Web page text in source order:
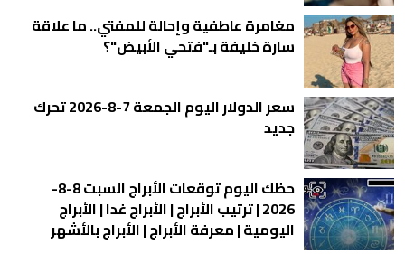
مغامرة عاطفية وإحالة للمفتي.. ما علاقة
سارة خليفة بـ"فتحي الأبيض"؟
سعر الدولار اليوم الجمعة 7-8-2026 تحرك
جديد
حظك اليوم توقعات الأبراج السبت 8-8-
2026 | ترتيب الأبراج | الأبراج غدا | الأبراج
اليومية | معرفة الأبراج | الأبراج بالأشهر